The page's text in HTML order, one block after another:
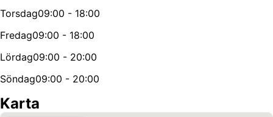
Torsdag09:00 - 18:00
Fredag09:00 - 18:00
Lördag09:00 - 20:00
Söndag09:00 - 20:00
Karta